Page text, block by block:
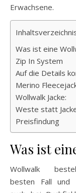
Erwachsene.
Was ist eine
Zip In System
Auf die Details
Merino
Wollwalk Jacke:
Weste statt
Preisfindung
Was ist
Wollwalk
besten Fall und